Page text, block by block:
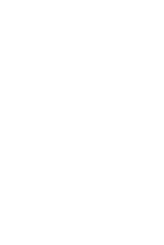
Y no ha
normativo y
normativos
ha obligado
de euros,
coste de